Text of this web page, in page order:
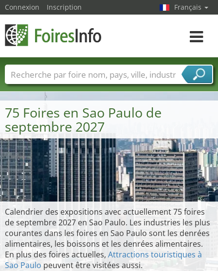
75 Foires en Sao Paulo de
septembre 2027
Calendrier des expositions avec actuellement 75 foires
de septembre 2027 en Sao Paulo. Les industries les plus
courantes dans les foires en Sao Paulo sont les denrées
alimentaires, les boissons et les denrées alimentaires.
En plus des foires actuelles, Attractions touristiques à
Sao Paulo peuvent être visitées aussi.
Connexion Inscription Français
Toggle
Foire noms Pays Villes
Secteurs de foire
Secteurs du fournisseur de services